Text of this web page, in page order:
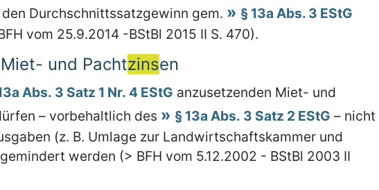
Durchschnittssatzgewinn gem.
§ 13a Abs. 3 EStG
vom 25.9.2014 -BStBl 2015 II S. 470).
und Pachtzinsen
Abs. 3 Satz 1 Nr. 4 EStG anzusetzenden Miet- und
– vorbehaltlich des § 13a Abs. 3 Satz 2 EStG – nicht
(z. B. Umlage zur Landwirtschaftskammer und
werden (> BFH vom 5.12.2002 - BStBl 2003 II